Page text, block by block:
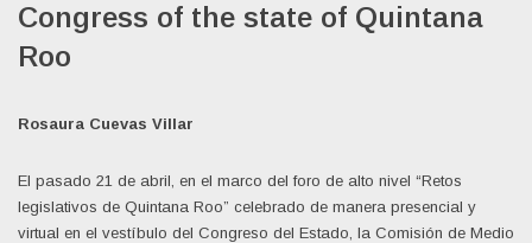
Congress of the state of Quintana
Roo
Rosaura Cuevas Villar
El pasado 21 de abril, en el marco del foro de alto nivel “Retos
legislativos de Quintana Roo” celebrado de manera presencial y
virtual en el vestíbulo del Congreso del Estado, la Comisión de Medio